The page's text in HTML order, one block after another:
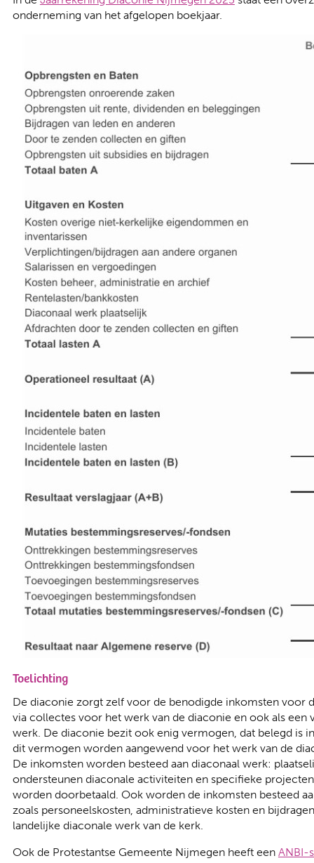
onderneming van het afgelopen boekjaar.
Toelichting
De diaconie zorgt zelf voor de benodigde inkomsten voor
via collectes voor het werk van de diaconie en ook als
werk. De diaconie bezit ook enig vermogen, dat belegd is
dit vermogen worden aangewend voor het werk van de
De inkomsten worden besteed aan diaconaal werk:
ondersteunen diaconale activiteiten en specifieke
worden doorbetaald. Ook worden de inkomsten besteed
zoals personeelskosten, administratieve kosten en
landelijke diaconale werk van de kerk.
Ook de Protestantse Gemeente Nijmegen heeft een ANBI-